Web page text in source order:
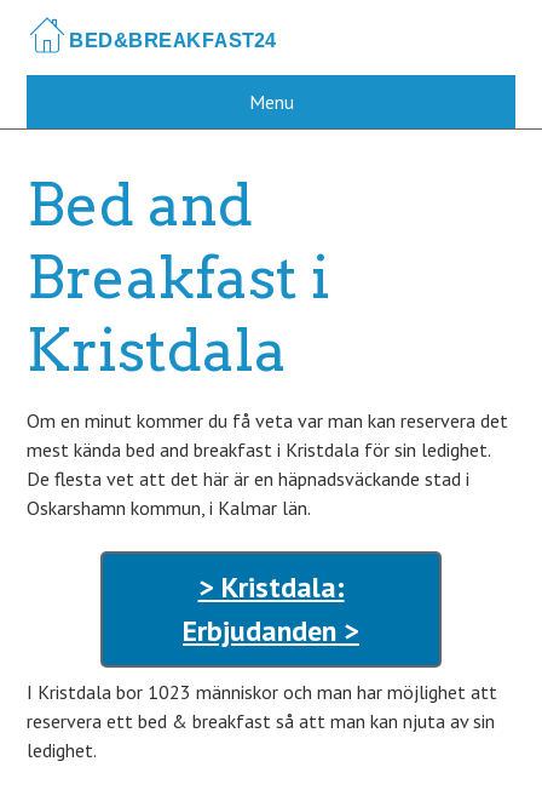
main
Menu
Bed and
Breakfast i
Kristdala
Om en minut kommer du få veta var man kan reservera det
mest kända bed and breakfast i Kristdala för sin ledighet.
De flesta vet att det här är en häpnadsväckande stad i
Oskarshamn kommun, i Kalmar län.
> Kristdala:
Erbjudanden >
I Kristdala bor 1023 människor och man har möjlighet att
reservera ett bed & breakfast så att man kan njuta av sin
ledighet.